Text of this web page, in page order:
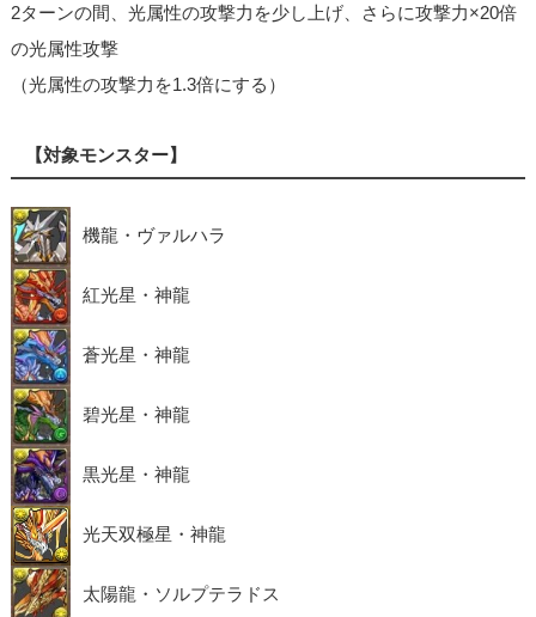
2ターンの間、光属性の攻撃力を少し上げ、さらに攻撃力×20倍
の光属性攻撃
（光属性の攻撃力を1.3倍にする）
【対象モンスター】
機龍・ヴァルハラ
紅光星・神龍
蒼光星・神龍
碧光星・神龍
黒光星・神龍
光天双極星・神龍
太陽龍・ソルプテラドス